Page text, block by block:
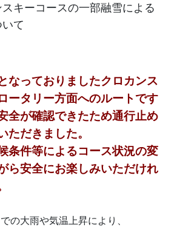
キーコースの一部融雪による
て
なっておりましたクロカンス
ータリー方面へのルートです
全が確認できたため通行止め
ただきました。
条件等によるコース状況の変
ら安全にお楽しみいただけれ
の大雨や気温上昇により、